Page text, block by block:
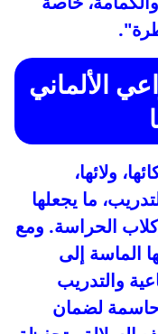
الألماني
ولائها،
ما يجعلها
الحراسة. ومع
الماسة إلى
والتدريب
حاسمة لضمان